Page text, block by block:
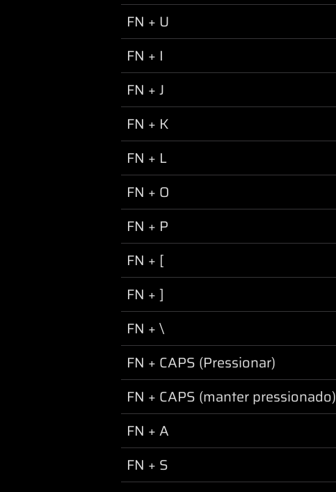
FN + U
FN + I
FN + J
FN + K
FN + L
FN + O
FN + P
FN + [
FN + ]
FN + \
FN + CAPS (Pressionar)
FN + CAPS (manter pressionado)
FN + A
FN + S